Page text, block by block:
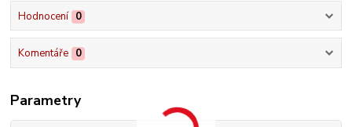
Hodnocení 0
Komentáře 0
Parametry